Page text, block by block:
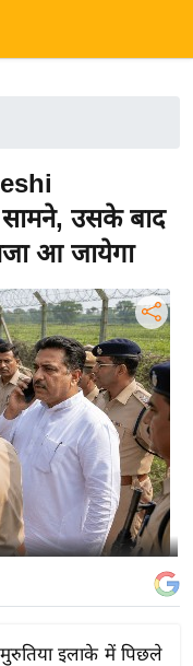
उसके बाद
आ जायेगा
इलाके में पिछले